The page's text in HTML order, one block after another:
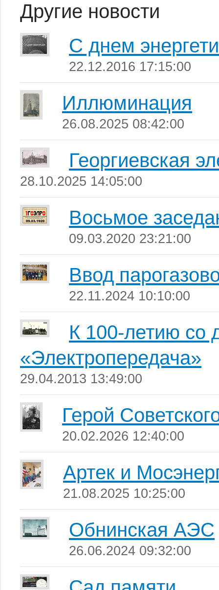
Другие новости
С днем
22.12.2016 17:15:00
Иллюминация
26.08.2025 08:42:00
Георгиевская
28.10.2025 14:05:00
Восьмое
09.03.2020 23:21:00
Ввод
22.11.2024 10:10:00
К 100-летию со
«Электропередача»
29.04.2013 13:49:00
Герой
20.02.2026 12:40:00
Артек и
21.08.2025 10:25:00
Обнинская АЭС
26.06.2024 09:32:00